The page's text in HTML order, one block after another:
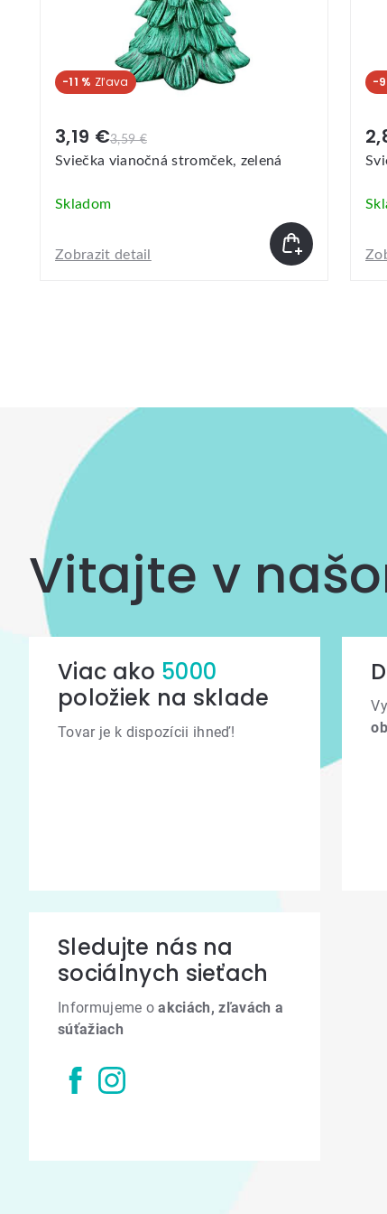
-11 %
3,59 €
3,19 €
Sviečka vianočná stromček, zelená
Skladom
Zobrazit detail
-9
Vitajte v
Viac ako 5000
položiek na sklade
Tovar je k dispozícii ihneď!
Sledujte nás na
sociálnych sieťach
Informujeme oakciách, zľavách a
súťažiach